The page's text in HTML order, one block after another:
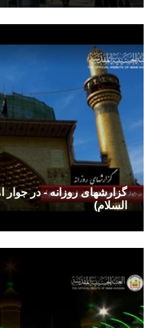
گزارشهای روزانه - در جوار
السلام)